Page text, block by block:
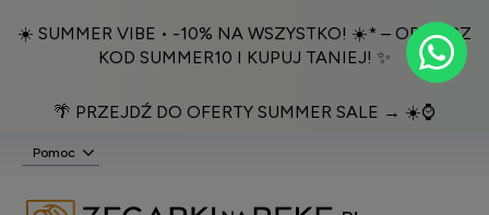
☀️ SUMMER VIBE • -10% NA WSZYSTKO! ☀️* – ODBIERZ
KOD SUMMER10 I KUPUJ TANIEJ! ✨
🌴 PRZEJDŹ DO OFERTY SUMMER SALE → ☀️⌚️
Pomoc